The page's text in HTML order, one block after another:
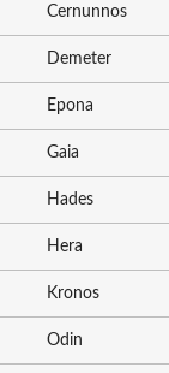
Cernunnos
Demeter
Epona
Gaia
Hades
Hera
Kronos
Odin